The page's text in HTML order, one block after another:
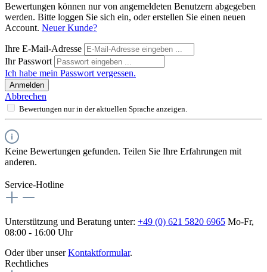
Bewertungen können nur von angemeldeten Benutzern abgegeben
werden. Bitte loggen Sie sich ein, oder erstellen Sie einen neuen
Account. Neuer Kunde?
Ihre E-Mail-Adresse
Ihr Passwort
Ich habe mein Passwort vergessen.
Anmelden
Abbrechen
Bewertungen nur in der aktuellen Sprache anzeigen.
Keine Bewertungen gefunden. Teilen Sie Ihre Erfahrungen mit
anderen.
Service-Hotline
Unterstützung und Beratung unter: +49 (0) 621 5820 6965 Mo-Fr,
08:00 - 16:00 Uhr
Oder über unserKontaktformular.
Rechtliches